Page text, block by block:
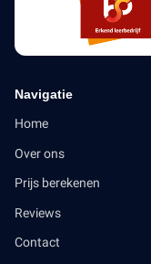
Navigatie
Home
Over ons
Prijs berekenen
Reviews
Contact